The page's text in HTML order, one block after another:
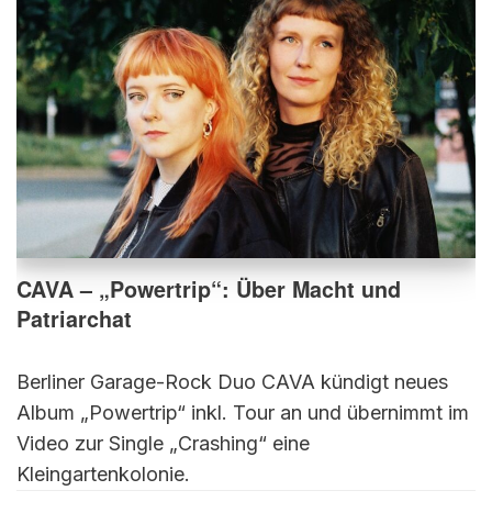
CAVA – „Powertrip“: Über Macht und
Patriarchat
Berliner Garage-Rock Duo CAVA kündigt neues
Album „Powertrip“ inkl. Tour an und übernimmt im
Video zur Single „Crashing“ eine
Kleingartenkolonie.